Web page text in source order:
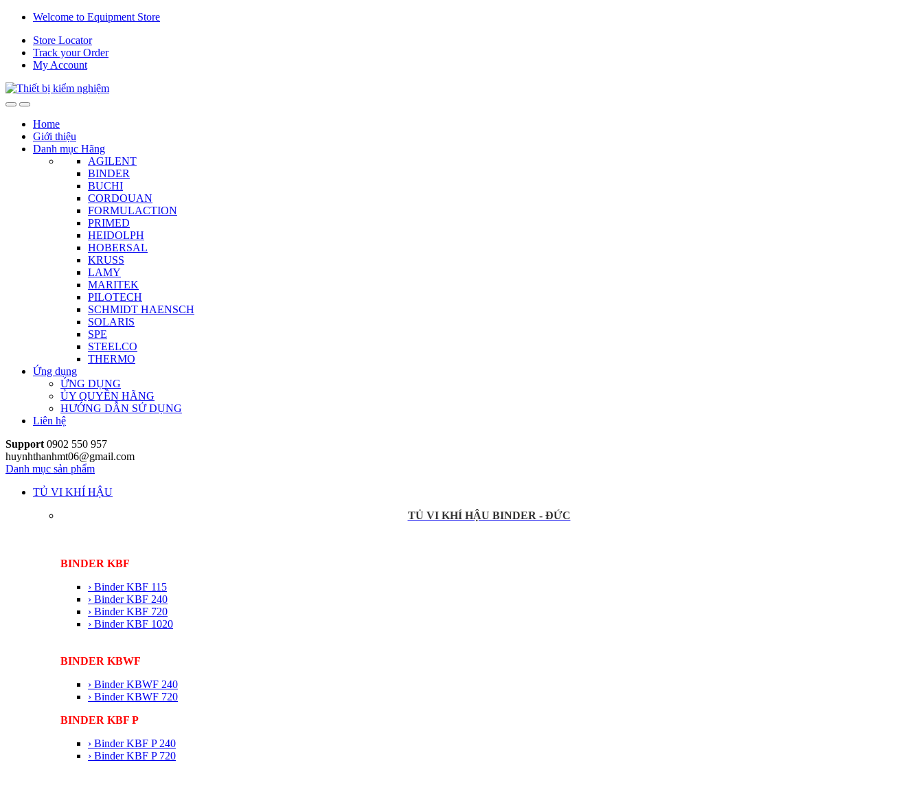
Skip
navigation
Skip
content
Welcome to Equipment Store
Store Locator
Track your Order
My Account
Home
Giới thiệu
Danh mục Hãng
AGILENT
BINDER
BUCHI
CORDOUAN
FORMULACTION
PRIMED
HEIDOLPH
HOBERSAL
KRUSS
LAMY
MARITEK
PILOTECH
SCHMIDT HAENSCH
SOLARIS
SPE
STEELCO
THERMO
Ứng dụng
ỨNG DỤNG
ỦY QUYỀN HÃNG
HƯỚNG DẪN SỬ DỤNG
Liên hệ
Support 0902 550 957
huynhthanhmt06@gmail.com
Danh mục sản phẩm
TỦ VI KHÍ HẬU
TỦ VI KHÍ HẬU BINDER - ĐỨC
BINDER KBF
› Binder KBF 115
› Binder KBF 240
› Binder KBF 720
› Binder KBF 1020
BINDER KBWF
› Binder KBWF 240
› Binder KBWF 720
BINDER KBF P
› Binder KBF P 240
› Binder KBF P 720